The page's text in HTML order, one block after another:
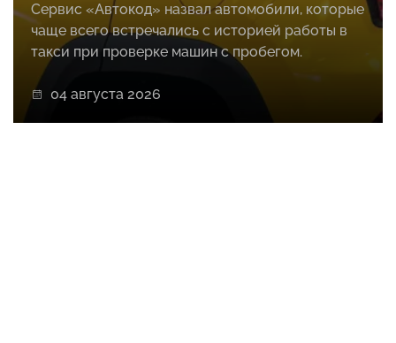
Сервис «Автокод» назвал автомобили, которые
чаще всего встречались с историей работы в
такси при проверке машин с пробегом.
04 августа 2026